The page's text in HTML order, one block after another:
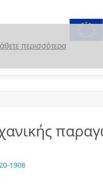
περισσότερα
1908